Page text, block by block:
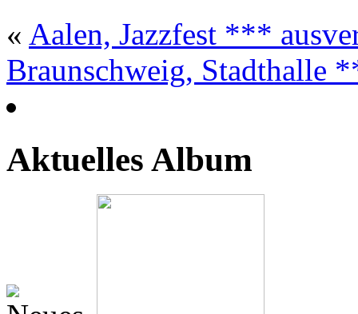
« Aalen, Jazzfest ***
Braunschweig, Stadthalle
Aktuelles Album